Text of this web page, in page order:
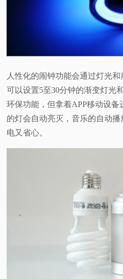
人性化的闹钟功能会通过灯光
可以设置5至30分钟的渐变灯光
环保功能，但拿着APP移动设
的灯会自动亮灭，音乐的自动
电又省心。